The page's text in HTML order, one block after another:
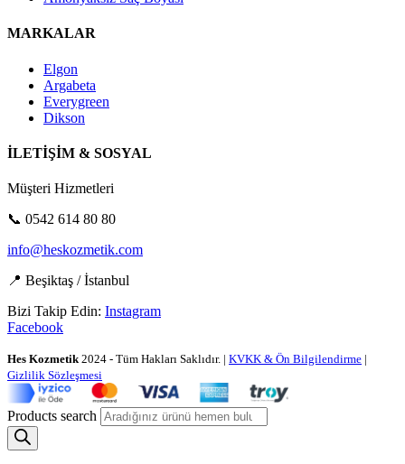
MARKALAR
Elgon
Argabeta
Everygreen
Dikson
İLETİŞİM & SOSYAL
Müşteri Hizmetleri
📞 0542 614 80 80
info@heskozmetik.com
📍 Beşiktaş / İstanbul
Bizi Takip Edin: Instagram
Facebook
Hes Kozmetik 2024 - Tüm Hakları Saklıdır. | KVKK & Ön Bilgilendirme |
Gizlilik Sözleşmesi
Products search